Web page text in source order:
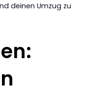
deinen Umzug zu